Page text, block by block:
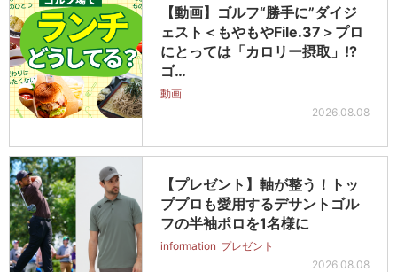
【動画】ゴルフ“勝手に”ダイジ
ェスト＜もやもやFile.37＞プロ
にとっては「カロリー摂取」!?
ゴ…
動画
2026.08.08
【プレゼント】軸が整う！トッ
ププロも愛用するデサントゴル
フの半袖ポロを1名様に
information プレゼント
2026.08.08